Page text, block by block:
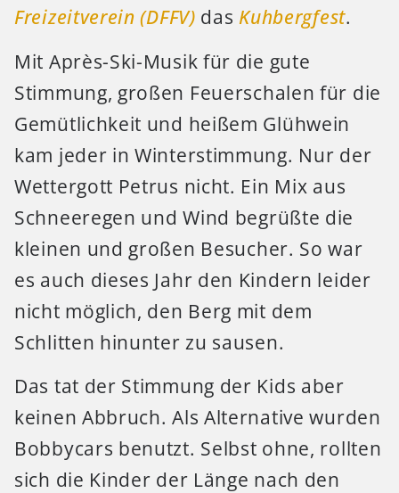
Freizeitverein (DFFV) das Kuhbergfest.
Mit Après-Ski-Musik für die gute
Stimmung, großen Feuerschalen für die
Gemütlichkeit und heißem Glühwein
kam jeder in Winterstimmung. Nur der
Wettergott Petrus nicht. Ein Mix aus
Schneeregen und Wind begrüßte die
kleinen und großen Besucher. So war
es auch dieses Jahr den Kindern leider
nicht möglich, den Berg mit dem
Schlitten hinunter zu sausen.
Das tat der Stimmung der Kids aber
keinen Abbruch. Als Alternative wurden
Bobbycars benutzt. Selbst ohne, rollten
sich die Kinder der Länge nach den